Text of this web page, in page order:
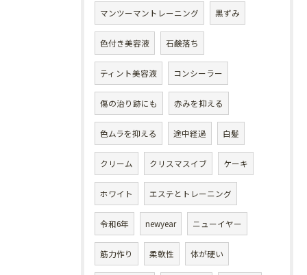
マンツーマントレーニング 黒ずみ
色付き美容液 石鹸落ち
ティント美容液 コンシーラー
傷の治り跡にも 赤みを抑える
色ムラを抑える 途中経過 白髪
クリーム クリスマスイブ ケーキ
ホワイト エステとトレーニング
令和6年 newyear ニューイヤー
筋力作り 柔軟性 体が硬い